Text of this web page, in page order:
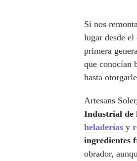
Si nos
lugar desde el
primera
que conocían
hasta
Artesans
Industrial de
heladerías y
ingredientes
obrador,